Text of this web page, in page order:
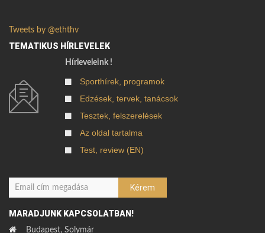
Tweets by @eththv
TEMATIKUS HÍRLEVELEK
Hírleveleink !
Sporthírek, programok
Edzések, tervek, tanácsok
Tesztek, felszerelések
Az oldal tartalma
Test, review (EN)
MARADJUNK KAPCSOLATBAN!
Budapest, Solymár